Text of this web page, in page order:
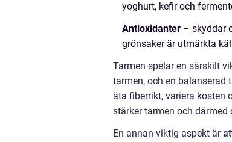
yoghurt, kefir och
Antioxidanter – skyddar
grönsaker är utmärkta
Tarmen spelar en särskilt
tarmen, och en balanserad
äta fiberrikt, variera kosten
stärker tarmen och
En annan viktig aspekt är